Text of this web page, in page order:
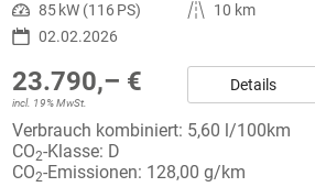
Leistung 85 kW (116 PS) Kilometerstand
10 km
02.02.2026
23.790,– €
incl. 19% MwSt.
Details
Verbrauch kombiniert: 5,60 l/100km
CO2-Klasse: D
CO2-Emissionen: 128,00 g/km